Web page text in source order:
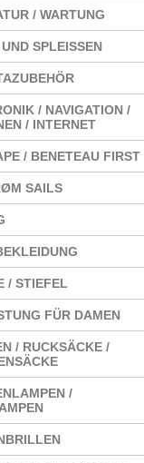
/ WARTUNG
SPLEISSEN
/ NAVIGATION /
/ INTERNET
/ BENETEAU FIRST
SAILS
/ STIEFEL
FÜR DAMEN
/ RUCKSÄCKE /
/